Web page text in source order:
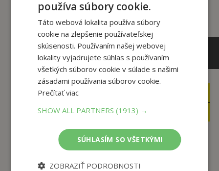
12
2,95€
Stena Asvabaždénie
používa súbory cookie.
Táto webová lokalita používa súbory
cookie na zlepšenie používateľskej
skúsenosti. Používaním našej webovej
lokality vyjadrujete súhlas s používaním
všetkých súborov cookie v súlade s našimi
zásadami používania súborov cookie.
Prečítať viac
SHOW ALL PARTNERS(1913) →
SÚHLASÍM SO VŠETKÝMI
ZOBRAZIŤ PODROBNOSTI